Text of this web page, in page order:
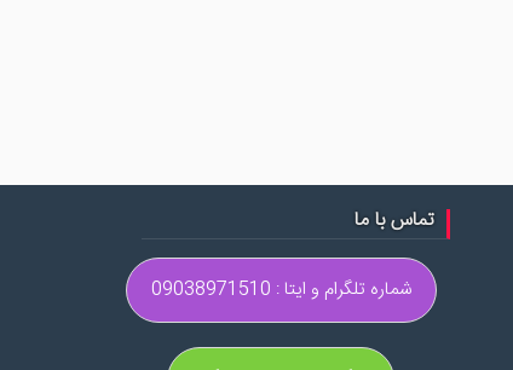
تماس با ما
شماره تلگرام و ایتا : 09038971510